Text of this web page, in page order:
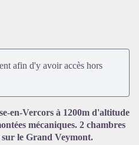
Voir l'image en plein écran
afin d'y avoir accès hors
en-Vercors à 1200m d'altitude
mécaniques. 2 chambres
sur le Grand Veymont.